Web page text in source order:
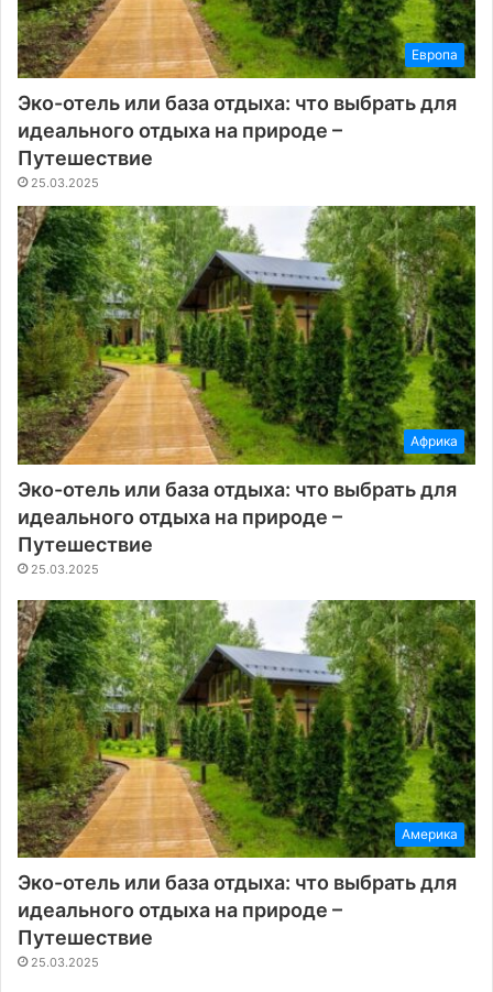
Европа
Эко-отель или база отдыха: что выбрать для
идеального отдыха на природе –
Путешествие
25.03.2025
Африка
Эко-отель или база отдыха: что выбрать для
идеального отдыха на природе –
Путешествие
25.03.2025
Америка
Эко-отель или база отдыха: что выбрать для
идеального отдыха на природе –
Путешествие
25.03.2025